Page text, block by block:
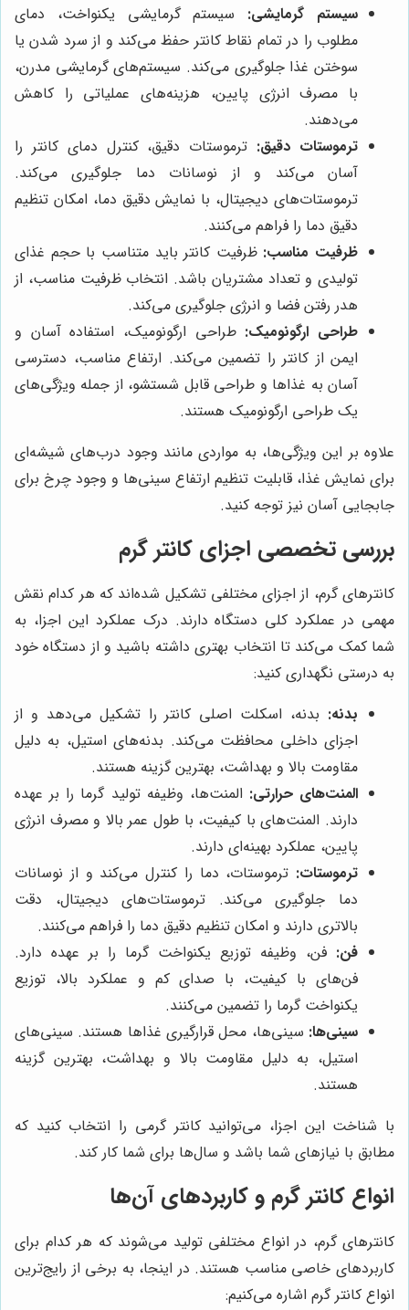
سیستم گرمایشی: سیستم گرمایشی یکنواخت، دمای
مطلوب را در تمام نقاط کانتر حفظ می‌کند و از سرد شدن یا
سوختن غذا جلوگیری می‌کند. سیستم‌های گرمایشی مدرن،
با مصرف انرژی پایین، هزینه‌های عملیاتی را کاهش
می‌دهند.
ترموستات دقیق: ترموستات دقیق، کنترل دمای کانتر را
آسان می‌کند و از نوسانات دما جلوگیری می‌کند.
ترموستات‌های دیجیتال، با نمایش دقیق دما، امکان تنظیم
دقیق دما را فراهم می‌کنند.
ظرفیت مناسب: ظرفیت کانتر باید متناسب با حجم غذای
تولیدی و تعداد مشتریان باشد. انتخاب ظرفیت مناسب، از
هدر رفتن فضا و انرژی جلوگیری می‌کند.
طراحی ارگونومیک: طراحی ارگونومیک، استفاده آسان و
ایمن از کانتر را تضمین می‌کند. ارتفاع مناسب، دسترسی
آسان به غذاها و طراحی قابل شستشو، از جمله ویژگی‌های
یک طراحی ارگونومیک هستند.
علاوه بر این ویژگی‌ها، به مواردی مانند وجود درب‌های شیشه‌ای
برای نمایش غذا، قابلیت تنظیم ارتفاع سینی‌ها و وجود چرخ برای
جابجایی آسان نیز توجه کنید.
بررسی تخصصی اجزای کانتر گرم
کانترهای گرم، از اجزای مختلفی تشکیل شده‌اند که هر کدام نقش
مهمی در عملکرد کلی دستگاه دارند. درک عملکرد این اجزا، به
شما کمک می‌کند تا انتخاب بهتری داشته باشید و از دستگاه خود
به درستی نگهداری کنید:
بدنه: بدنه، اسکلت اصلی کانتر را تشکیل می‌دهد و از
اجزای داخلی محافظت می‌کند. بدنه‌های استیل، به دلیل
مقاومت بالا و بهداشت، بهترین گزینه هستند.
المنت‌های حرارتی: المنت‌ها، وظیفه تولید گرما را بر عهده
دارند. المنت‌های با کیفیت، با طول عمر بالا و مصرف انرژی
پایین، عملکرد بهینه‌ای دارند.
ترموستات: ترموستات، دما را کنترل می‌کند و از نوسانات
دما جلوگیری می‌کند. ترموستات‌های دیجیتال، دقت
بالاتری دارند و امکان تنظیم دقیق دما را فراهم می‌کنند.
فن: فن، وظیفه توزیع یکنواخت گرما را بر عهده دارد.
فن‌های با کیفیت، با صدای کم و عملکرد بالا، توزیع
یکنواخت گرما را تضمین می‌کنند.
سینی‌ها: سینی‌ها، محل قرارگیری غذاها هستند. سینی‌های
استیل، به دلیل مقاومت بالا و بهداشت، بهترین گزینه
هستند.
با شناخت این اجزا، می‌توانید کانتر گرمی را انتخاب کنید که
مطابق با نیازهای شما باشد و سال‌ها برای شما کار کند.
انواع کانتر گرم و کاربردهای آن‌ها
کانترهای گرم، در انواع مختلفی تولید می‌شوند که هر کدام برای
کاربردهای خاصی مناسب هستند. در اینجا، به برخی از رایج‌ترین
انواع کانتر گرم اشاره می‌کنیم: